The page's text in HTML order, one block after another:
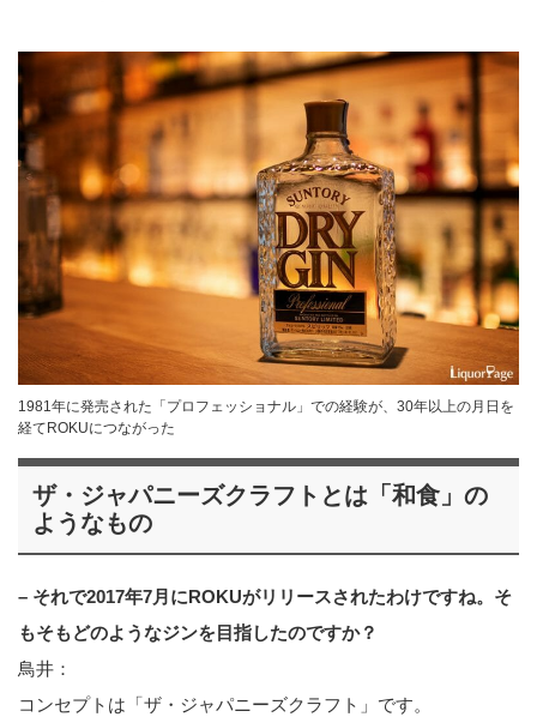
1981年に発売された「プロフェッショナル」での経験が、30年以上の月日を
経てROKUにつながった
ザ・ジャパニーズクラフトとは「和食」の
ようなもの
– それで2017年7月にROKUがリリースされたわけですね。そ
もそもどのようなジンを目指したのですか？
鳥井：
コンセプトは「ザ・ジャパニーズクラフト」です。